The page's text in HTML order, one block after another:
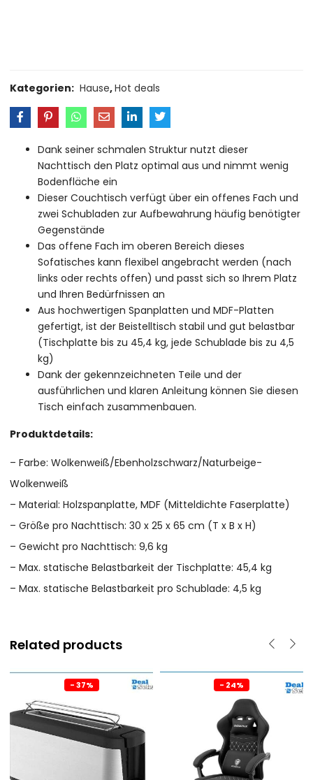
Kategorien: Hause,Hot deals
Dank seiner schmalen Struktur nutzt dieser
Nachttisch den Platz optimal aus und nimmt wenig
Bodenfläche ein
Dieser Couchtisch verfügt über ein offenes Fach und
zwei Schubladen zur Aufbewahrung häufig benötigter
Gegenstände
Das offene Fach im oberen Bereich dieses
Sofatisches kann flexibel angebracht werden (nach
links oder rechts offen) und passt sich so Ihrem Platz
und Ihren Bedürfnissen an
Aus hochwertigen Spanplatten und MDF-Platten
gefertigt, ist der Beistelltisch stabil und gut belastbar
(Tischplatte bis zu 45,4 kg, jede Schublade bis zu 4,5
kg)
Dank der gekennzeichneten Teile und der
ausführlichen und klaren Anleitung können Sie diesen
Tisch einfach zusammenbauen.
Produktdetails:
– Farbe: Wolkenweiß/Ebenholzschwarz/Naturbeige-
Wolkenweiß
– Material: Holzspanplatte, MDF (Mitteldichte Faserplatte)
– Größe pro Nachttisch: 30 x 25 x 65 cm (T x B x H)
– Gewicht pro Nachttisch: 9,6 kg
– Max. statische Belastbarkeit der Tischplatte: 45,4 kg
– Max. statische Belastbarkeit pro Schublade: 4,5 kg
Related products
- 37% - 24%